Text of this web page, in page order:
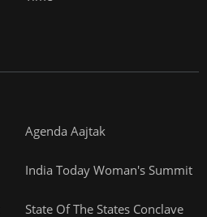
Agenda Aajtak
India Today Woman's Summit
State Of The States Conclave